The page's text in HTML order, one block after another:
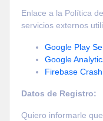
Enlace a la Política
servicios externos
Google Play
Google
Firebase
Datos de Registro:
Quiero informarle